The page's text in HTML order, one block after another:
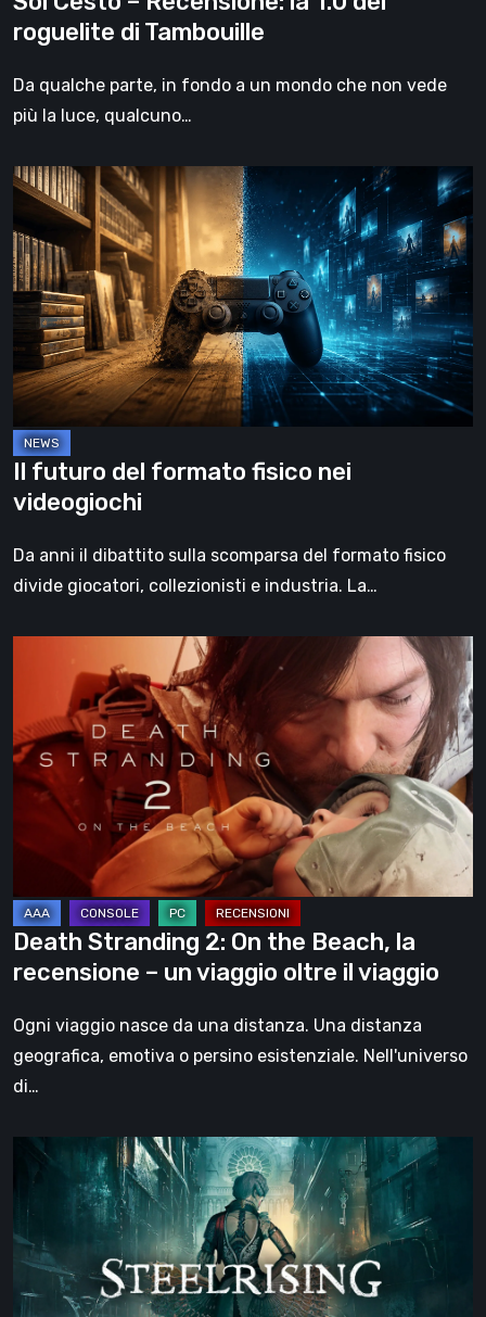
roguelite di Tambouille
Da qualche parte, in fondo a un mondo che non vede
più la luce, qualcuno…
Il
futuro
del
formato
fisico
videogiochi
Il futuro del formato fisico nei
videogiochi
Da anni il dibattito sulla scomparsa del formato fisico
divide giocatori, collezionisti e industria. La…
Stranding
On
the
Beach,
recensione
–
un
viaggio
oltre
il
Death Stranding 2: On the Beach, la
recensione – un viaggio oltre il viaggio
Ogni viaggio nasce da una distanza. Una distanza
geografica, emotiva o persino esistenziale. Nell'universo
di…
Steelrising,
recensione:
rivoluzione
sotto
ingranaggi